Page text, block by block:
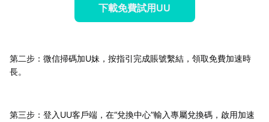
下載免費試用UU
第二步：微信掃碼加U妹，按指引完成賬號繫結，領取免費加速時
長。
第三步：登入UU客戶端，在“兌換中心”輸入專屬兌換碼，啟用加速